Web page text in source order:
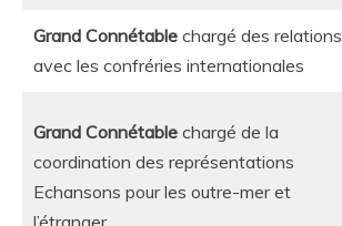
Grand Connétable chargé des relations
avec les confréries internationales
Grand Connétable chargé de la
coordination des représentations
Echansons pour les outre-mer et
l’étranger